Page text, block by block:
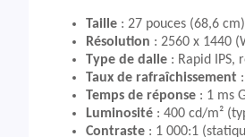
Taille : 27 pouces (68,6 cm)
Résolution : 2560 x 1440
Type de dalle : Rapid IPS,
Taux de rafraîchissement
Temps de réponse : 1 ms
Luminosité : 400 cd/m²
Contraste : 1 000:1